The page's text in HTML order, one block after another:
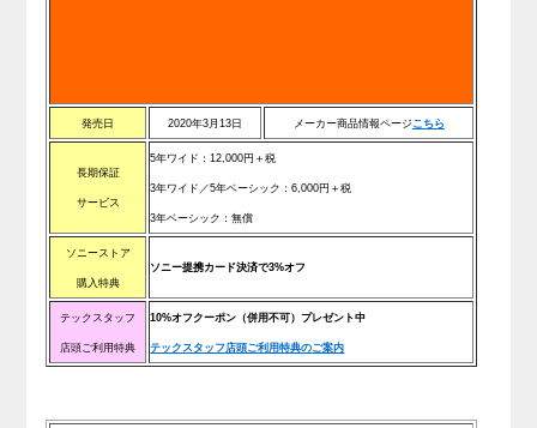
発売日 2020年3月13日 メーカー商品情報ページこちら
長期保証
サービス
5年ワイド：12,000円＋税
3年ワイド／5年ベーシック：6,000円＋税
3年ベーシック：無償
ソニーストア
購入特典
ソニー提携カード決済で3%オフ
テックスタッフ
店頭ご利用特典
10%オフクーポン（併用不可）プレゼント中
テックスタッフ店頭ご利用特典のご案内